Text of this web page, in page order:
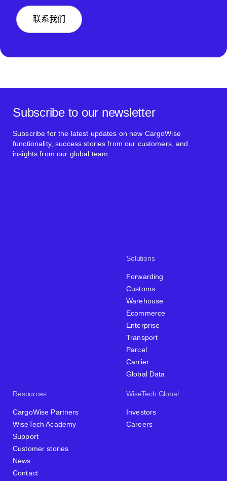
联系我们
Solutions
Forwarding
Customs
Warehouse
Ecommerce
Enterprise
Transport
Parcel
Carrier
Global Data
Resources
CargoWise Partners
WiseTech Academy
Support
Customer stories
News
Contact
WiseTech Global
Investors
Careers
Subscribe to our newsletter
Subscribe for the latest updates on new CargoWise
functionality, success stories from our customers, and
insights from our global team.